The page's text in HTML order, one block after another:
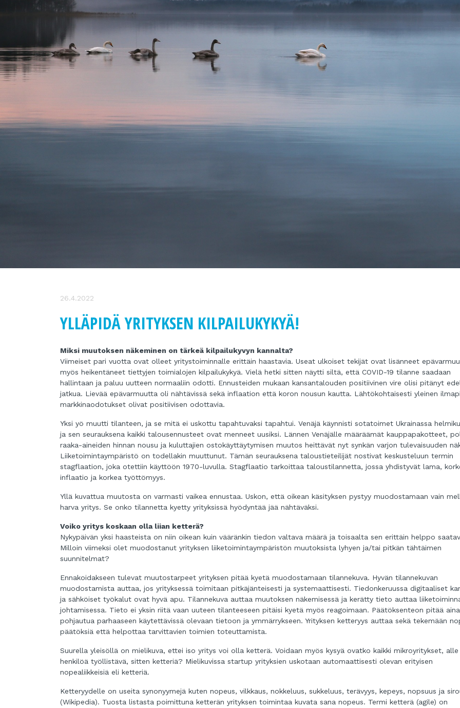
26.4.2022
YLLÄPIDÄ YRITYKSEN KILPAILUKYKYÄ!
Miksi muutoksen näkeminen on tärkeä kilpailukyvyn kannalta?
Viimeiset pari vuotta ovat olleet yritystoiminnalle erittäin haastavia. Useat ulkoiset tekijät ovat lisänneet
myös heikentäneet tiettyjen toimialojen kilpailukykyä. Vielä hetki sitten näytti siltä, että COVID-19 tilanne saadaan
hallintaan ja paluu uutteen normaaliin odotti. Ennusteiden mukaan kansantalouden positiivinen vire olisi pitänyt
jatkua. Lievää epävarmuutta oli nähtävissä sekä inflaation että koron nousun kautta. Lähtökohtaisesti yleinen
markkinaodotukset olivat positiivisen odottavia.
Yksi yö muutti tilanteen, ja se mitä ei uskottu tapahtuvaksi tapahtui. Venäjä käynnisti sotatoimet Ukrainassa
ja sen seurauksena kaikki talousennusteet ovat menneet uusiksi. Lännen Venäjälle määräämät kauppapakotteet,
raaka-aineiden hinnan nousu ja kuluttajien ostokäyttäytymisen muutos heittävät nyt synkän varjon tulevaisuuden
Liiketoimintaympäristö on todellakin muuttunut. Tämän seurauksena taloustieteilijät nostivat keskusteluun termin
stagflaation, joka otettiin käyttöön 1970-luvulla. Stagflaatio tarkoittaa taloustilannetta, jossa yhdistyvät lama,
inflaatio ja korkea työttömyys.
Yllä kuvattua muutosta on varmasti vaikea ennustaa. Uskon, että oikean käsityksen pystyy muodostamaan vain
harva yritys. Se onko tilannetta kyetty yrityksissä hyödyntää jää nähtäväksi.
Voiko yritys koskaan olla liian ketterä?
Nykypäivän yksi haasteista on niin oikean kuin vääränkin tiedon valtava määrä ja toisaalta sen erittäin helppo
Milloin viimeksi olet muodostanut yrityksen liiketoimintaympäristön muutoksista lyhyen ja/tai pitkän tähtäimen
suunnitelmat?
Ennakoidakseen tulevat muutostarpeet yrityksen pitää kyetä muodostamaan tilannekuva. Hyvän tilannekuvan
muodostamista auttaa, jos yrityksessä toimitaan pitkäjänteisesti ja systemaattisesti. Tiedonkeruussa digitaaliset
ja sähköiset työkalut ovat hyvä apu. Tilannekuva auttaa muutoksen näkemisessä ja kerätty tieto auttaa
johtamisessa. Tieto ei yksin riitä vaan uuteen tilanteeseen pitäisi kyetä myös reagoimaan. Päätöksenteon pitää aina
pohjautua parhaaseen käytettävissä olevaan tietoon ja ymmärrykseen. Yrityksen ketteryys auttaa sekä tekemään
päätöksiä että helpottaa tarvittavien toimien toteuttamista.
Suurella yleisöllä on mielikuva, ettei iso yritys voi olla ketterä. Voidaan myös kysyä ovatko kaikki mikroyritykset, alle
henkilöä työllistävä, sitten ketteriä? Mielikuvissa startup yrityksien uskotaan automaattisesti olevan erityisen
nopealiikkeisiä eli ketteriä.
Ketteryydelle on useita synonyymejä kuten nopeus, vilkkaus, nokkeluus, sukkeluus, terävyys, kepeys, nopsuus ja
(Wikipedia). Tuosta listasta poimittuna ketterän yrityksen toimintaa kuvata sana nopeus. Termi ketterä (agile) on